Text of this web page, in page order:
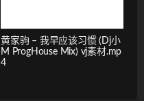
黄家驹 – 我早应该习惯 (Dj小
M ProgHouse Mix) vj素材.mp
4